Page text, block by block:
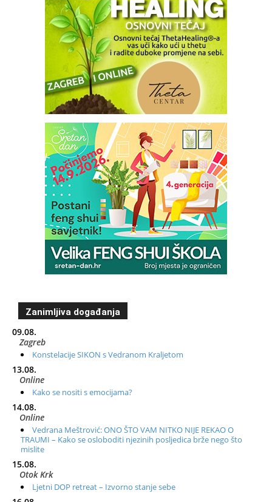
Zanimljiva događanja
09.08.
Zagreb
Konstelacije SIKON s Vedranom Kraljetom
13.08.
Online
Kako se nositi s emocijama?
14.08.
Online
Vedrana Meštrović: ONO ŠTO VAM NITKO NIJE REKAO O
TRAUMI – Kako se osloboditi njezinih posljedica brže nego što
mislite
15.08.
Otok Krk
Ljetni DOP retreat – Izvorno stanje sebe